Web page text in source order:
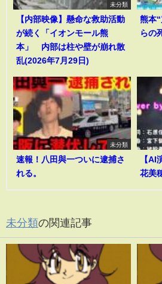
未分類
【内部映像】懸命な救助活動
が続く「イオンモール熊
本」 内部は柱や壁が崩れ散
乱(2026年7月29日)
熊本
らの
未分類
速報！八田與一ついに逮捕さ
れる。
【AI
花美
未分類の関連記事